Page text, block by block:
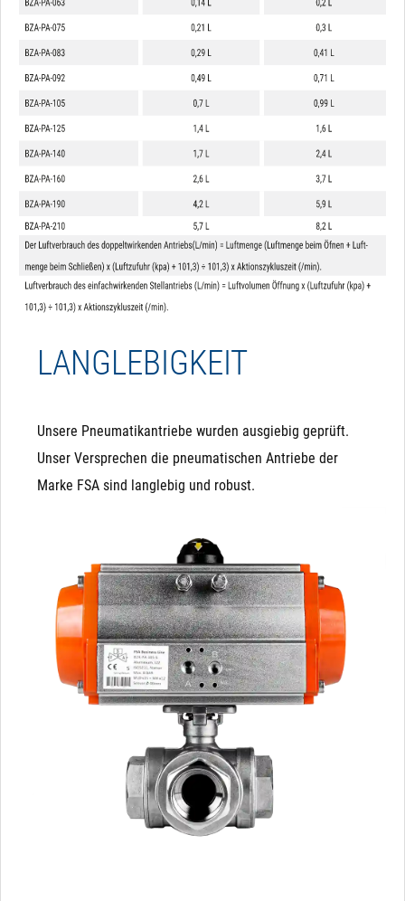
LANGLEBIGKEIT
Unsere Pneumatikantriebe wurden ausgiebig geprüft.
Unser Versprechen die pneumatischen Antriebe der
Marke FSA sind langlebig und robust.